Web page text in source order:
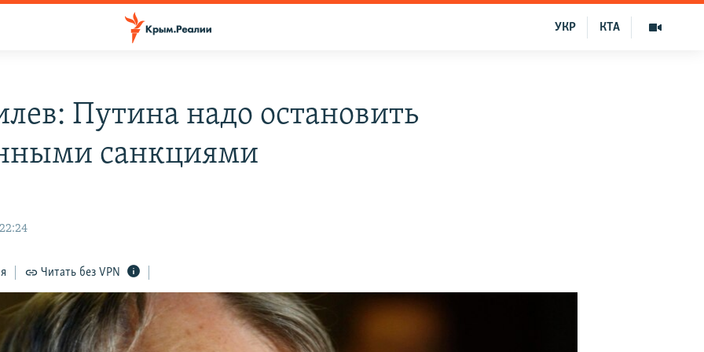
КТА
УКР
Путина надо остановить
санкциями
Читать без VPN